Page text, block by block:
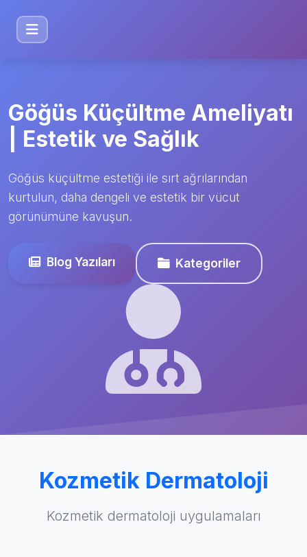
Göğüs Küçültme Ameliyatı
| Estetik ve Sağlık
Göğüs küçültme estetiği ile sırt ağrılarından
kurtulun, daha dengeli ve estetik bir vücut
görünümüne kavuşun.
Blog Yazıları Kategoriler
Kozmetik Dermatoloji
Kozmetik dermatoloji uygulamaları